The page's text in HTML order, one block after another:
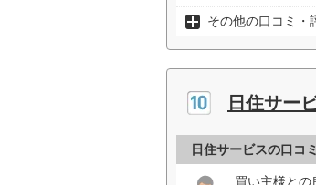
その他の口コミ・
日住サー
日住サービスの口コ
買い主様との